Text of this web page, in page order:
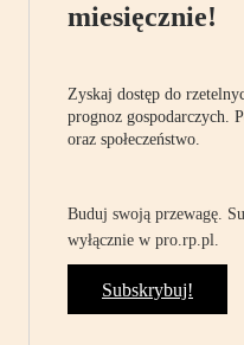
miesięcznie!
Zyskaj dostęp do
prognoz gospodarczych.
oraz społeczeństwo.
Buduj swoją przewagę.
wyłącznie w pro.rp.pl.
Subskrybuj!